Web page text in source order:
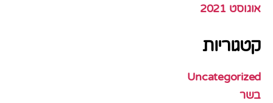
אוגוסט 2021
קטגוריות
Uncategorized
בשר